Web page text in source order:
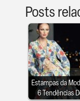
Posts
Estampas da
6 Tendências